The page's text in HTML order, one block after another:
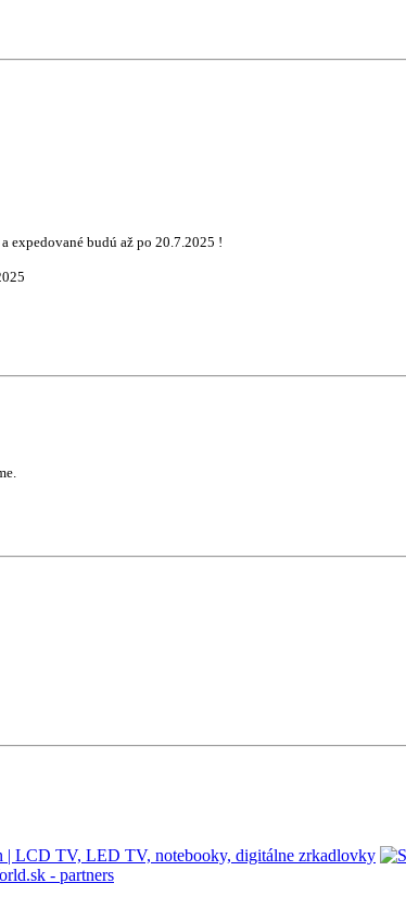
expedované budú až po 20.7.2025 !